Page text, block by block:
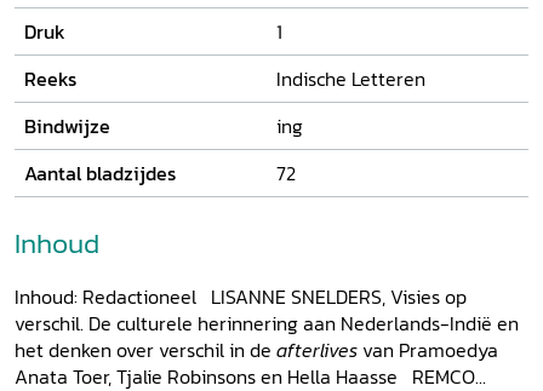
Druk
1
Reeks
Indische Letteren
Bindwijze
ing
Aantal bladzijdes
72
Inhoud
Inhoud: Redactioneel LISANNE SNELDERS, Visies op
verschil. De culturele herinnering aan Nederlands-Indië en
het denken over verschil in de afterlives van Pramoedya
Anata Toer, Tjalie Robinsons en Hella Haasse REMCO